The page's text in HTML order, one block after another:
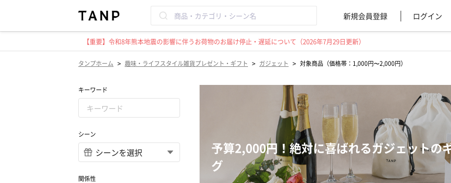
新規会員登録 ログイン
【重要】令和8年熊本地震の影響に伴うお荷物のお届け停止・遅延について（2026年7月29日更新）
タンプホーム > 趣味・ライフスタイル雑貨プレゼント・ギフト > ガジェット > 対象商品（価格帯：1,000円〜2,000円）
キーワード
シーン
関係性
予算2,000円！絶対に喜ばれるガジェットの
グ